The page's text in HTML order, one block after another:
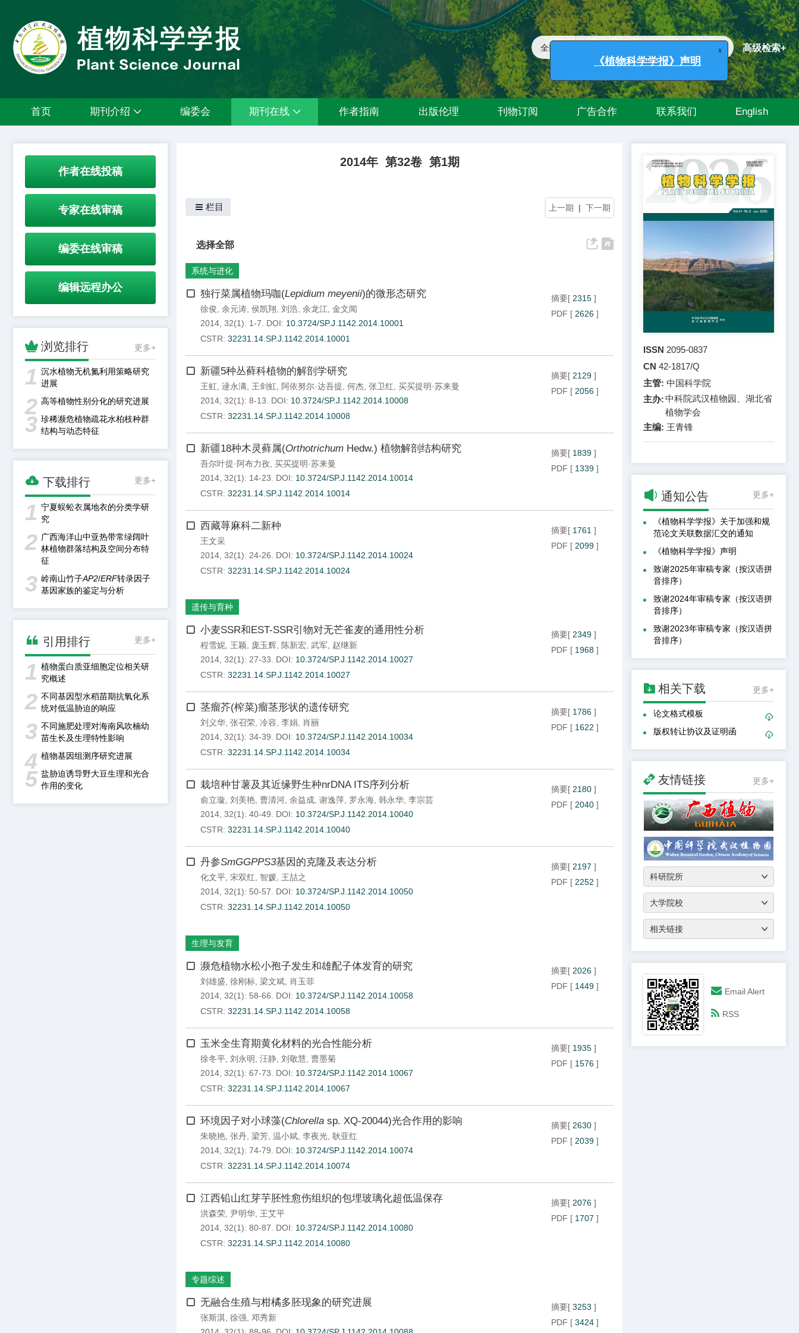
高级检索+
首页 期刊介绍 编委会 期刊在线 作者指南 出版伦理 刊物订阅 广告合作 联系我们 English
作者在线投稿
专家在线审稿
编委在线审稿
编辑远程办公
 浏览排行 更多+
1 沉水植物无机氮利用策略研究
进展
2 高等植物性别分化的研究进展
3 珍稀濒危植物疏花水柏枝种群
结构与动态特征
 下载排行 更多+
1 宁夏蜈蚣衣属地衣的分类学研
究
2 广西海洋山中亚热带常绿阔叶
林植物群落结构及空间分布特
征
3 岭南山竹子AP2/ERF转录因子
基因家族的鉴定与分析
 引用排行 更多+
1 植物蛋白质亚细胞定位相关研
究概述
2 不同基因型水稻苗期抗氧化系
统对低温胁迫的响应
3 不同施肥处理对海南风吹楠幼
苗生长及生理特性影响
4 植物基因组测序研究进展
5 盐胁迫诱导野大豆生理和光合
作用的变化
2014年 第32卷 第1期
上一期 | 下一期
栏目
选择全部
系统与进化
独行菜属植物玛咖(Lepidium meyenii)的微形态研究
徐俊 余元涛 侯凯翔 刘浩 余龙江 金文闻
2014, 32(1): 1-7.
DOI: 10.3724/SP.J.1142.2014.10001
CSTR: 32231.14.SP.J.1142.2014.10001
摘要[ 2315 ]
PDF [ 2626 ]
新疆5种丛藓科植物的解剖学研究
王虹 逯永满 王剑虹 阿依努尔·达吾提 何杰 张卫红 买买提明·苏来曼
2014, 32(1): 8-13.
DOI: 10.3724/SP.J.1142.2014.10008
CSTR: 32231.14.SP.J.1142.2014.10008
摘要[ 2129 ]
PDF [ 2056 ]
新疆18种木灵藓属(Orthotrichum Hedw.) 植物解剖结构研究
吾尔叶提·阿布力孜 买买提明·苏来曼
2014, 32(1): 14-23.
DOI: 10.3724/SP.J.1142.2014.10014
CSTR: 32231.14.SP.J.1142.2014.10014
摘要[ 1839 ]
PDF [ 1339 ]
西藏荨麻科二新种
王文采
2014, 32(1): 24-26.
DOI: 10.3724/SP.J.1142.2014.10024
CSTR: 32231.14.SP.J.1142.2014.10024
摘要[ 1761 ]
PDF [ 2099 ]
遗传与育种
小麦SSR和EST-SSR引物对无芒雀麦的通用性分析
程雪妮 王颖 庞玉辉 陈新宏 武军 赵继新
2014, 32(1): 27-33.
DOI: 10.3724/SP.J.1142.2014.10027
CSTR: 32231.14.SP.J.1142.2014.10027
摘要[ 2349 ]
PDF [ 1968 ]
茎瘤芥(榨菜)瘤茎形状的遗传研究
刘义华 张召荣 冷容 李娟
肖丽
2014, 32(1): 34-39.
DOI: 10.3724/SP.J.1142.2014.10034
CSTR: 32231.14.SP.J.1142.2014.10034
摘要[ 1786 ]
PDF [ 1622 ]
栽培种甘薯及其近缘野生种nrDNA ITS序列分析
俞立璇 刘美艳 曹清河 余益成 谢逸萍 罗永海 韩永华 李宗芸
2014, 32(1): 40-49.
DOI: 10.3724/SP.J.1142.2014.10040
CSTR: 32231.14.SP.J.1142.2014.10040
摘要[ 2180 ]
PDF [ 2040 ]
丹参SmGGPPS3基因的克隆及表达分析
化文平 宋双红 智媛 王喆之
2014, 32(1): 50-57.
DOI: 10.3724/SP.J.1142.2014.10050
CSTR: 32231.14.SP.J.1142.2014.10050
摘要[ 2197 ]
PDF [ 2252 ]
生理与发育
濒危植物水松小孢子发生和雄配子体发育的研究
刘雄盛 徐刚标 梁文斌 肖玉菲
2014, 32(1): 58-66.
DOI: 10.3724/SP.J.1142.2014.10058
CSTR: 32231.14.SP.J.1142.2014.10058
摘要[ 2026 ]
PDF [ 1449 ]
玉米全生育期黄化材料的光合性能分析
徐冬平 刘永明 汪静 刘敬慧 曹墨菊
2014, 32(1): 67-73.
DOI: 10.3724/SP.J.1142.2014.10067
CSTR: 32231.14.SP.J.1142.2014.10067
摘要[ 1935 ]
PDF [ 1576 ]
环境因子对小球藻(Chlorella sp. XQ-20044)光合作用的影响
朱晓艳 张丹 梁芳 温小斌 李夜光 耿亚红
2014, 32(1): 74-79.
DOI: 10.3724/SP.J.1142.2014.10074
CSTR: 32231.14.SP.J.1142.2014.10074
摘要[ 2630 ]
PDF [ 2039 ]
江西铅山红芽芋胚性愈伤组织的包埋玻璃化超低温保存
洪森荣 尹明华 王艾平
2014, 32(1): 80-87.
DOI: 10.3724/SP.J.1142.2014.10080
CSTR: 32231.14.SP.J.1142.2014.10080
摘要[ 2076 ]
PDF [ 1707 ]
专题综述
无融合生殖与柑橘多胚现象的研究进展
张斯淇 徐强
邓秀新
摘要[ 3253 ]
PDF [ 3424 ]
ISSN 2095-0837
CN 42-1817/Q
主管: 中国科学院
主办:中科院武汉植物园、湖北省
植物学会
主编: 王青锋
 通知公告 更多+
《植物科学学报》关于加强和规
范论文关联数据汇交的通知
《植物科学学报》声明
致谢2025年审稿专家（按汉语拼
音排序）
致谢2024年审稿专家（按汉语拼
音排序）
致谢2023年审稿专家（按汉语拼
音排序）
 相关下载 更多+
论文格式模板

版权转让协议及证明函

 友情链接 更多+
Email Alert
RSS
x
《植物科学学报》声明